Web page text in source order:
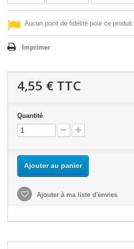
Aucun point de fidélité pour ce produit.
Imprimer
4,55 € TTC
Quantité
Ajouter au panier
Ajouter à ma liste d'envies